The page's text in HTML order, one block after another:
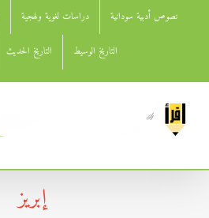
نصوص أدبية سودانية دراسات لغوية ولهجية
التاريخ الوسيط التاريخ الحديث
إبريز